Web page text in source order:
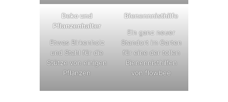
Deko und
Pflanzenhalter
Etwas Birkenholz
und Stahl für die
Stütze von einigen
Pflanzen
Bienennnisthilfe
Ein ganz neuer
Standort im Garten
für eine der tollen
Bienennisthilfen
von flowbee